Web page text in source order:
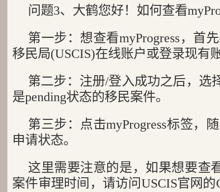
问题3、大鹤您好！如何查看
第一步：想查看myProgress，首
移民局(USCIS)在线账户或登录现有
第二步：注册/登入成功之后，选
是pending状态的移民案件。
第三步：点击myProgress标签，
申请状态。
这里需要注意的是，如果想要查
案件审理时间，请访问USCIS官网的